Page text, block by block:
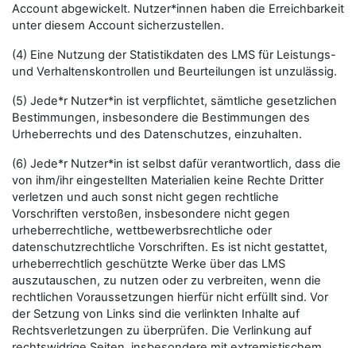
Account abgewickelt. Nutzer*innen haben die Erreichbarkeit
unter diesem Account sicherzustellen.
(4) Eine Nutzung der Statistikdaten des LMS für Leistungs-
und Verhaltenskontrollen und Beurteilungen ist unzulässig.
(5) Jede*r Nutzer*in ist verpflichtet, sämtliche gesetzlichen
Bestimmungen, insbesondere die Bestimmungen des
Urheberrechts und des Datenschutzes, einzuhalten.
(6) Jede*r Nutzer*in ist selbst dafür verantwortlich, dass die
von ihm/ihr eingestellten Materialien keine Rechte Dritter
verletzen und auch sonst nicht gegen rechtliche
Vorschriften verstoßen, insbesondere nicht gegen
urheberrechtliche, wettbewerbsrechtliche oder
datenschutzrechtliche Vorschriften. Es ist nicht gestattet,
urheberrechtlich geschützte Werke über das LMS
auszutauschen, zu nutzen oder zu verbreiten, wenn die
rechtlichen Voraussetzungen hierfür nicht erfüllt sind. Vor
der Setzung von Links sind die verlinkten Inhalte auf
Rechtsverletzungen zu überprüfen. Die Verlinkung auf